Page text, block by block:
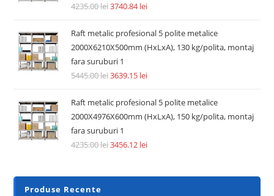
4235.00lei3740.84lei
Raft metalic profesional 5 polite metalice
2000X6210X500mm (HxLxA), 130 kg/polita, montaj
fara suruburi 1
5445.00lei3639.15 lei
Raft metalic profesional 5 polite metalice
2000X4976X600mm (HxLxA), 150 kg/polita, montaj
fara suruburi 1
4235.00lei3456.12 lei
Produse Recente